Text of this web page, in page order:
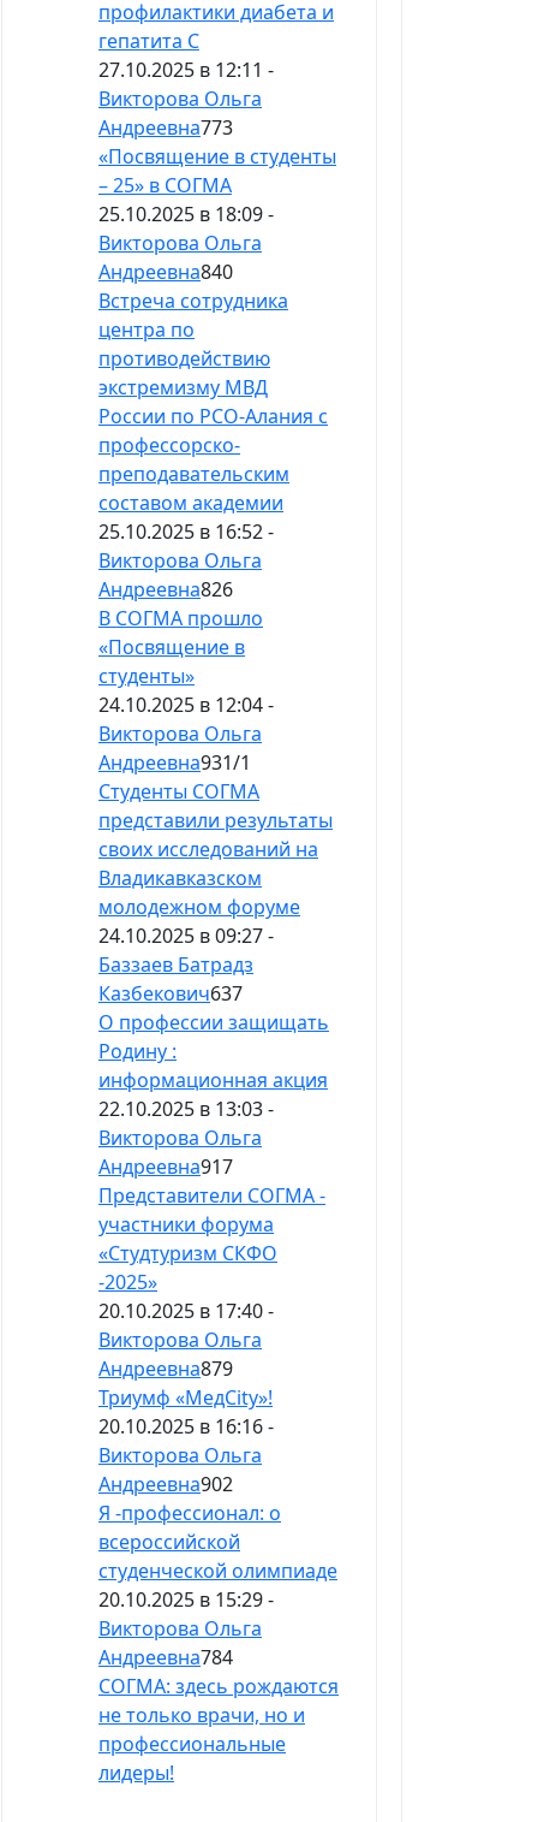
профилактики диабета и
гепатита С
27.10.2025 в 12:11 -
Викторова Ольга
Андреевна773
«Посвящение в студенты
– 25» в СОГМА
25.10.2025 в 18:09 -
Викторова Ольга
Андреевна840
Встреча сотрудника
центра по
противодействию
экстремизму МВД
России по РСО-Алания с
профессорско-
преподавательским
составом академии
25.10.2025 в 16:52 -
Викторова Ольга
Андреевна826
В СОГМА прошло
«Посвящение в
студенты»
24.10.2025 в 12:04 -
Викторова Ольга
Андреевна931/1
Студенты СОГМА
представили результаты
своих исследований на
Владикавказском
молодежном форуме
24.10.2025 в 09:27 -
Баззаев Батрадз
Казбекович637
О профессии защищать
Родину :
информационная акция
22.10.2025 в 13:03 -
Викторова Ольга
Андреевна917
Представители СОГМА -
участники форума
«Студтуризм СКФО
-2025»
20.10.2025 в 17:40 -
Викторова Ольга
Андреевна879
Триумф «МедCity»!
20.10.2025 в 16:16 -
Викторова Ольга
Андреевна902
Я -профессионал: о
всероссийской
студенческой олимпиаде
20.10.2025 в 15:29 -
Викторова Ольга
Андреевна784
СОГМА: здесь рождаются
не только врачи, но и
профессиональные
лидеры!